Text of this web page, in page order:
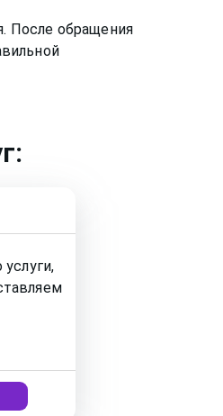
После обращения